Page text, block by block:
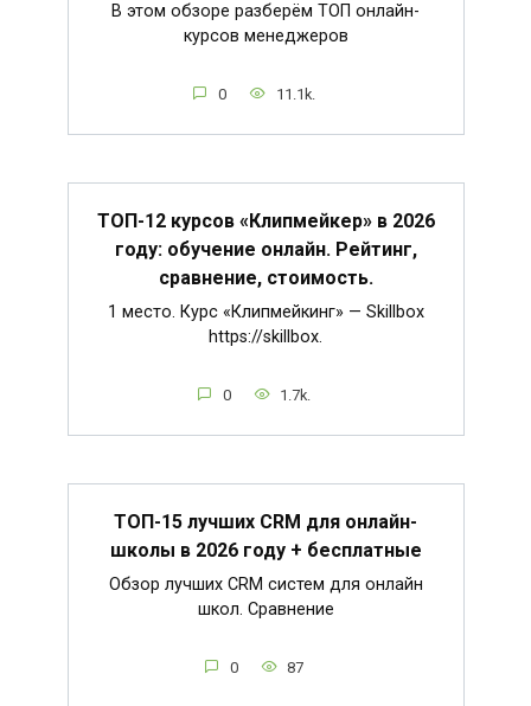
В этом обзоре разберём ТОП онлайн-
курсов менеджеров
0 11.1k.
ТОП-12 курсов «Клипмейкер» в 2026
году: обучение онлайн. Рейтинг,
сравнение, стоимость.
1 место. Курс «Клипмейкинг» — Skillbox
https://skillbox.
0 1.7k.
ТОП-15 лучших CRM для онлайн-
школы в 2026 году + бесплатные
Обзор лучших CRM систем для онлайн
школ. Сравнение
0 87